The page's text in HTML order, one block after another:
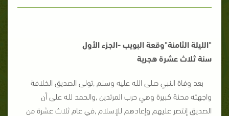
"الليلة الثامنة"وقعة البويب -الجزء الأول
سنة ثلاث عشرة هجرية
بعد وفاة النبي صلى الله عليه وسلم ,تولى الصديق الخلافة
واجهته محنة كبيرة وهي حرب المرتدين ,والحمد لله على أن
الصديق إنتصر عليهم وإعادهم للإسلام ,في عام ثلاث عشرة من